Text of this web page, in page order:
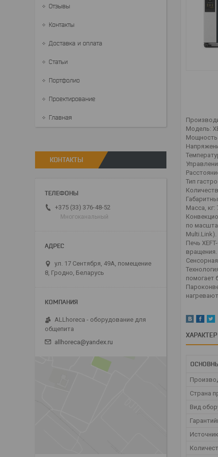
Модель:
Мощность
Тип
Масса, кг:
по
Multi.Link).
Печь
вращения.
помогает
Страна
Вид
Отзывы
Контакты
Доставка и оплата
Статьи
Портфолио
Проектирование
Главная
КОНТАКТЫ
+375 (33) 376-48-52
Многоканальный
ул. 17 Сентября, 49А, помещение
8, Гродно, Беларусь
ALLhoreca - оборудование для
общепита
allhoreca@yandex.ru